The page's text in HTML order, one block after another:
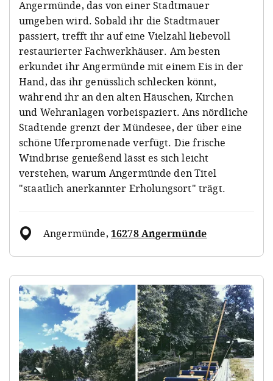
Angermünde, das von einer Stadtmauer
umgeben wird. Sobald ihr die Stadtmauer
passiert, trefft ihr auf eine Vielzahl liebevoll
restaurierter Fachwerkhäuser. Am besten
erkundet ihr Angermünde mit einem Eis in der
Hand, das ihr genüsslich schlecken könnt,
während ihr an den alten Häuschen, Kirchen
und Wehranlagen vorbeispaziert. Ans nördliche
Stadtende grenzt der Mündesee, der über eine
schöne Uferpromenade verfügt. Die frische
Windbrise genießend lässt es sich leicht
verstehen, warum Angermünde den Titel
"staatlich anerkannter Erholungsort" trägt.
Angermünde, 16278 Angermünde